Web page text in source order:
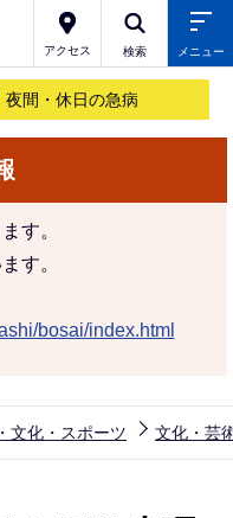
アクセス 検索 メニュー
夜間・休日の急病
す。
す。
bosai/index.html
文化・スポーツ 文化・芸